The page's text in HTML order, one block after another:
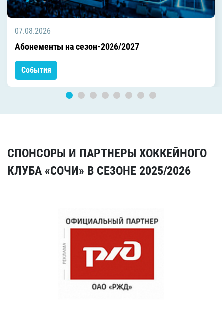
07.08.2026
Абонементы на сезон-2026/2027
События
СПОНСОРЫ И ПАРТНЕРЫ ХОККЕЙНОГО
КЛУБА «СОЧИ» В СЕЗОНЕ 2025/2026